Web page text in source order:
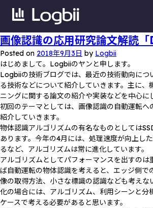
画像認識の応用研究論文解読「
Posted on 2018年9月3日 by Logbii
はじめまして。Logbiiのヤンと申します。
Logbiiの技術ブログでは、最近の技術動向につ
る技術などについて紹介していきます。主に、
ニングに関する論文の紹介や実装などを中心に
初回のテーマとしては、画像認識の自動運転へ
紹介していきます。
物体認識アルゴリズムの有名なものとしては
あります。今年の4月には、処理速度が向上し
るなど、アルゴリズムは常に進化しています。
アルゴリズムとしてパフォーマンスを出すのは
ば自動運転の物体認識を考えると、エッジ側で
像の取得方法、小さな標識の認識なども考えな
化の場合には、アルゴリズム、利用シーンと分
ケースで考える必要があると思います。